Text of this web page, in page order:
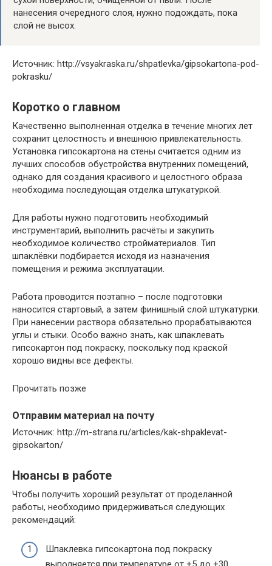
нанесения очередного слоя, нужно подождать, пока
слой не высох.
Источник: http://vsyakraska.ru/shpatlevka/gipsokartona-pod-
pokrasku/
Коротко о главном
Качественно выполненная отделка в течение многих лет
сохранит целостность и внешнюю привлекательность.
Установка гипсокартона на стены считается одним из
лучших способов обустройства внутренних помещений,
однако для создания красивого и целостного образа
необходима последующая отделка штукатуркой.
Для работы нужно подготовить необходимый
инструментарий, выполнить расчёты и закупить
необходимое количество стройматериалов. Тип
шпаклёвки подбирается исходя из назначения
помещения и режима эксплуатации.
Работа проводится поэтапно – после подготовки
наносится стартовый, а затем финишный слой штукатурки.
При нанесении раствора обязательно прорабатываются
углы и стыки. Особо важно знать, как шпаклевать
гипсокартон под покраску, поскольку под краской
хорошо видны все дефекты.
Прочитать позже
Отправим материал на почту
Источник: http://m-strana.ru/articles/kak-shpaklevat-
gipsokarton/
Нюансы в работе
Чтобы получить хороший результат от проделанной
работы, необходимо придерживаться следующих
рекомендаций:
Шпаклевка гипсокартона под покраску